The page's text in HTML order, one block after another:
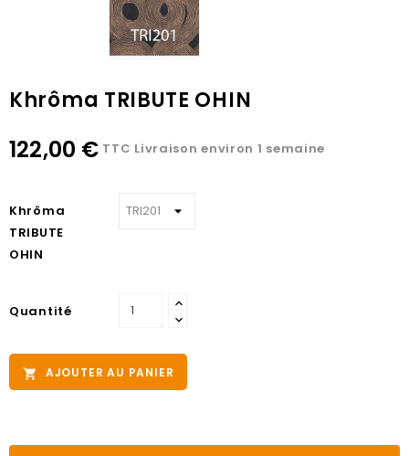
Khrôma TRIBUTE OHIN
122,00 € TTC Livraison environ 1 semaine
Khrôma
TRIBUTE
OHIN
Quantité
 AJOUTER AU PANIER